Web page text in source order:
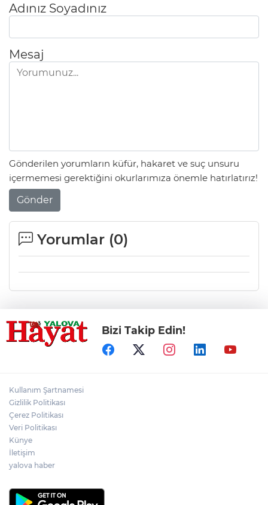
Adınız Soyadınız
Mesaj
Gönderilen yorumların küfür, hakaret ve suç unsuru
içermemesi gerektiğini okurlarımıza önemle hatırlatırız!
Gönder
Yorumlar (0)
Bizi Takip Edin!
Kullanım Şartnamesi
Gizlilik Politikası
Çerez Politikası
Veri Politikası
Künye
İletişim
yalova haber